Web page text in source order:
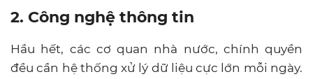
2. Công nghệ thông tin
Hầu hết, các cơ quan nhà nước, chính quyền
đều cần hệ thống xử lý dữ liệu cực lớn mỗi ngày.